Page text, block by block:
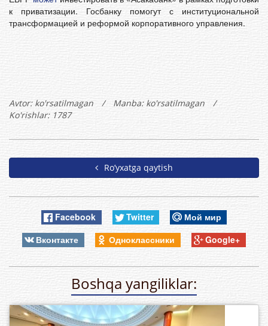
к приватизации. Госбанку помогут с институциональной
трансформацией и реформой корпоративного управления.
Avtor: ko'rsatilmagan / Manba: ko'rsatilmagan
/
Ko'rishlar: 1787
Ro’yxatga qaytish
Facebook Twitter
Мой мир
Вконтакте
Одноклассники Google+
Boshqa yangiliklar: